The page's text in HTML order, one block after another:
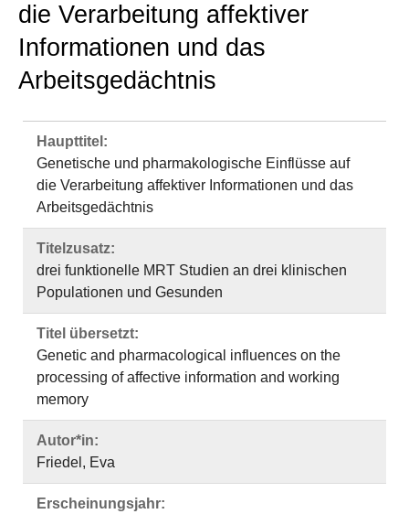
die Verarbeitung affektiver
Informationen und das
Arbeitsgedächtnis
Haupttitel:
Genetische und pharmakologische Einflüsse auf
die Verarbeitung affektiver Informationen und das
Arbeitsgedächtnis
Titelzusatz:
drei funktionelle MRT Studien an drei klinischen
Populationen und Gesunden
Titel übersetzt:
Genetic and pharmacological influences on the
processing of affective information and working
memory
Autor*in:
Friedel, Eva
Erscheinungsjahr: